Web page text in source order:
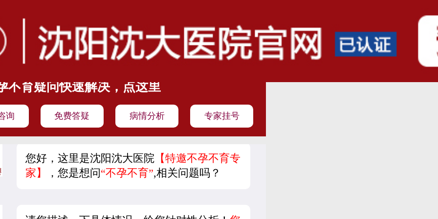
不育疑问快速解决，点这里
询 免费答疑 病情分析 专家挂号
您好，这里是沈阳沈大医院【特邀不孕不育专
家】
，您是想问“不孕不育”,相关问题吗？